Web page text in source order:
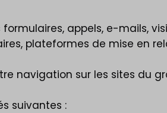
appels, e-mails,
plateformes de mise en
navigation sur les sites du
suivantes :